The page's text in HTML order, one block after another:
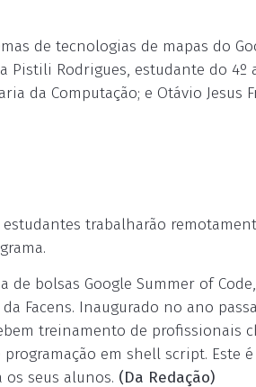
de tecnologias de mapas do
Rodrigues, estudante do 4º
da Computação; e Otávio Jesus
trabalharão
bolsas Google Summer of
Facens. Inaugurado no ano
treinamento de profissionais
em shell script. Este
seus alunos. (Da Redação)